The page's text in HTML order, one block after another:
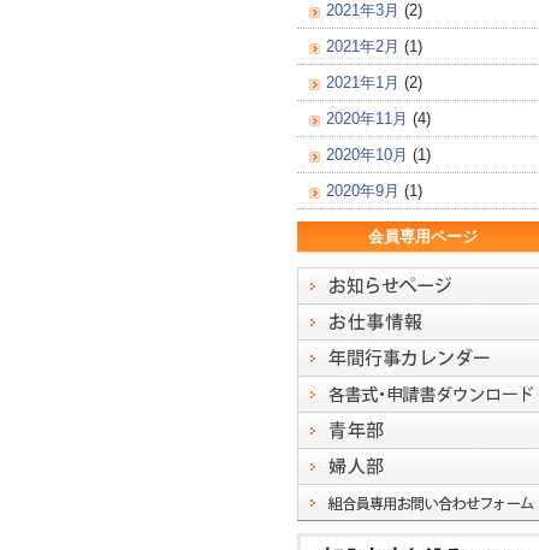
2021年3月 (2)
2021年2月 (1)
2021年1月 (2)
2020年11月 (4)
2020年10月 (1)
2020年9月 (1)
会員専用ページ